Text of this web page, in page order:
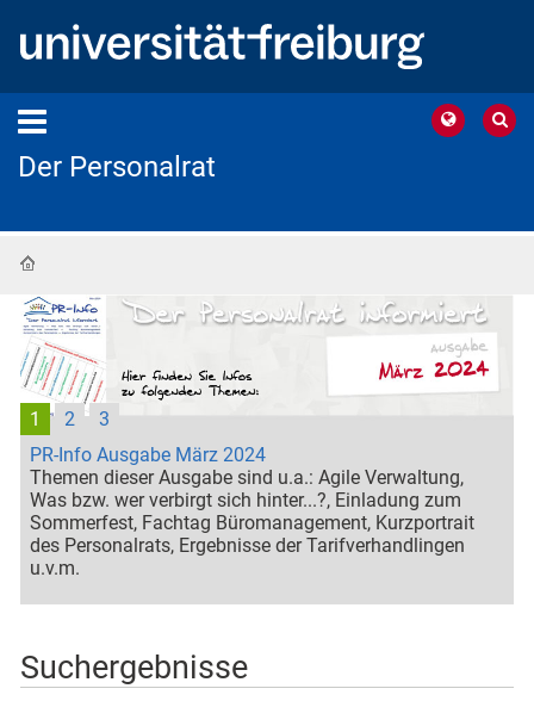
Der Personalrat
PR-Info Ausgabe März 2024
Themen dieser Ausgabe sind u.a.: Agile Verwaltung,
Was bzw. wer verbirgt sich hinter...?, Einladung zum
Sommerfest, Fachtag Büromanagement, Kurzportrait
des Personalrats, Ergebnisse der Tarifverhandlingen
u.v.m.
1 2 3
Suchergebnisse